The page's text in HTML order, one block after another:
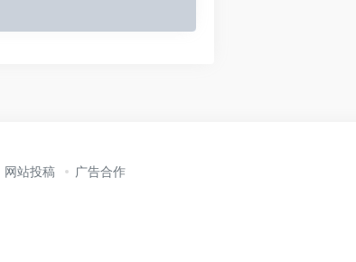
网站投稿 广告合作